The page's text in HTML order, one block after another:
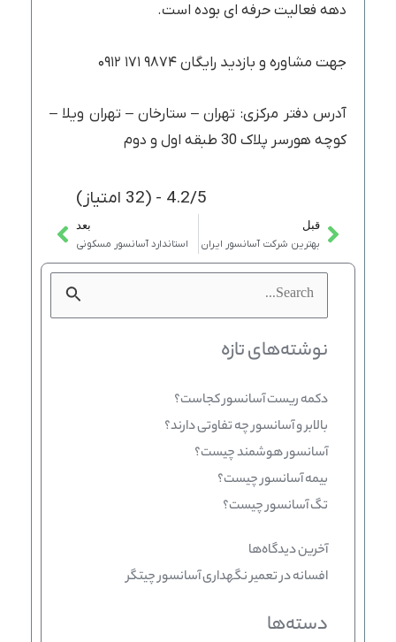
دهه فعالیت حرفه ای بوده است.
جهت مشاوره و بازدید رایگان ۹۸۷۴ ۱۷۱ ۰۹۱۲
آدرس دفتر مرکزی: تهران – ستارخان – تهران ویلا –
کوچه هورسر پلاک 30 طبقه اول و دوم
4.2/5 - (32 امتیاز)
Prev
قبل
بهترین شرکت آسانسور ایران
بعد
استاندارد آسانسور مسکونیNext
جستجو
برای:
نوشته‌های تازه
دکمه ریست آسانسور کجاست؟
بالابر و آسانسور چه تفاوتی دارند؟
آسانسور هوشمند چیست؟
بیمه آسانسور چیست؟
تگ آسانسور چیست؟
آخرین دیدگاه‌ها
افسانهدرتعمیر نگهداری آسانسور چیتگر
دسته‌ها